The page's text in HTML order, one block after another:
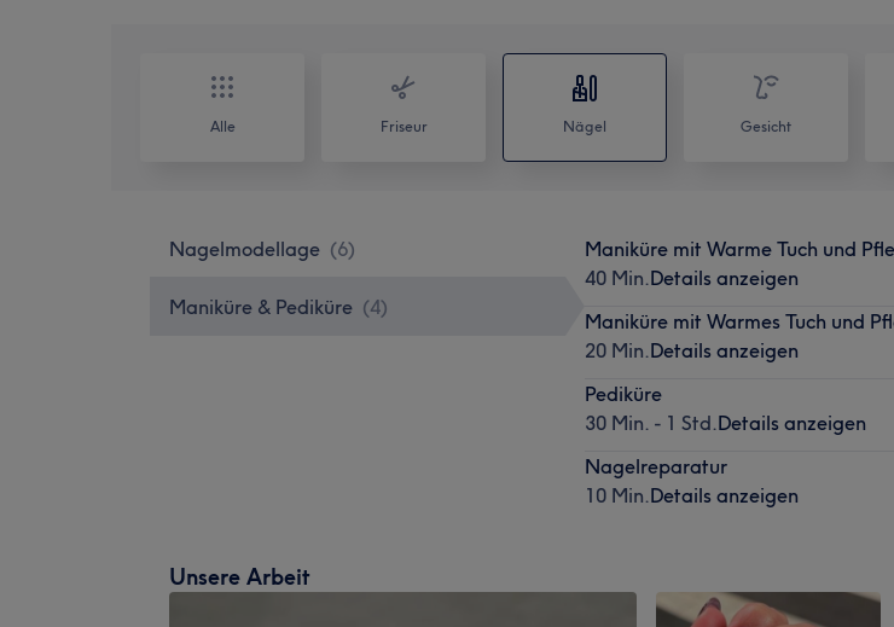
Alle Friseur Nägel Gesicht
Nagelmodellage (6)
Maniküre & Pediküre (4)
Maniküre mit Warme Tuch und
40 Min.Details anzeigen
Maniküre mit Warmes Tuch und
20 Min.Details anzeigen
Pediküre
30 Min. - 1 Std.Details anzeigen
Nagelreparatur
10 Min.Details anzeigen
Unsere Arbeit